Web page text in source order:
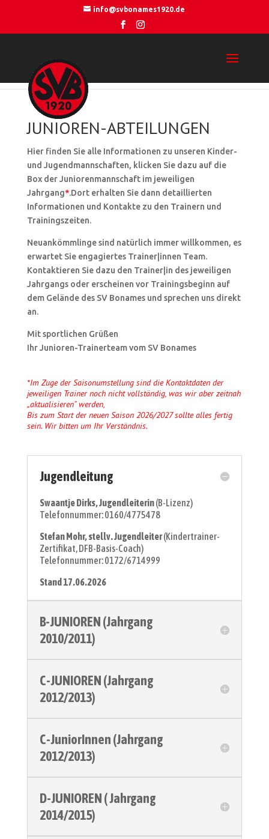
info@svbonames1920.de
JUNIOREN-ABTEILUNGEN
Hier finden Sie alle Informationen zu unseren Kinder-
und Jugendmannschaften, klicken Sie dazu auf die
Box der Juniorenmannschaft im jeweiligen
Jahrgang*.Dort erhalten Sie dann detaillierten
Informationen und Kontakte zu den Trainern und
Trainingszeiten.
Neuankömmlinge sind natürlich immer willkommen, es
erwartet Sie engagiertes Trainer|innen Team.
Kontaktieren Sie dazu den Trainer|in des jeweiligen
Jahrgangs oder erscheinen vor Trainingsbeginn auf
dem Gelände des SV Bonames und sprechen uns direkt
an.
Mit sportlichen Grüßen
Ihr Junioren-Trainerteam vom SV Bonames
*Im Zuge der Saisonumstellung sind die Kontaktdaten der
jeweiligen Trainer noch nicht vollständig, was wir aber zeitnah
„aktualisieren“ werden,
Bis zum Start der neuen Saison 2026/2027 sollte alles fertig
sein. Wir bitten um Ihr Verständnis.
Jugendleitung
Swaantje Dirks, Jugendleiterin(B-Lizenz)
Telefonnummer: 0160/4775478
Stefan Mohr, stellv. Jugendleiter(Kindertrainer-
Zertifikat, DFB-Basis-Coach)
Telefonnummer: 0172/6714999
Stand 17.06.2026
B-JUNIOREN (Jahrgang
2010/2011)
C-JUNIOREN (Jahrgang
2012/2013)
C-JuniorInnen (Jahrgang
2012/2013)
D-JUNIOREN ( Jahrgang
2014/2015)